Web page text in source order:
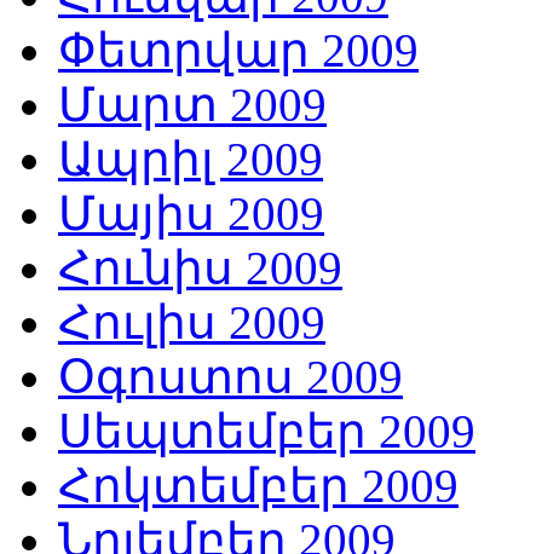
Փետրվար 2009
Մարտ 2009
Ապրիլ 2009
Մայիս 2009
Հունիս 2009
Հուլիս 2009
Օգոստոս 2009
Սեպտեմբեր 2009
Հոկտեմբեր 2009
Նոյեմբեր 2009